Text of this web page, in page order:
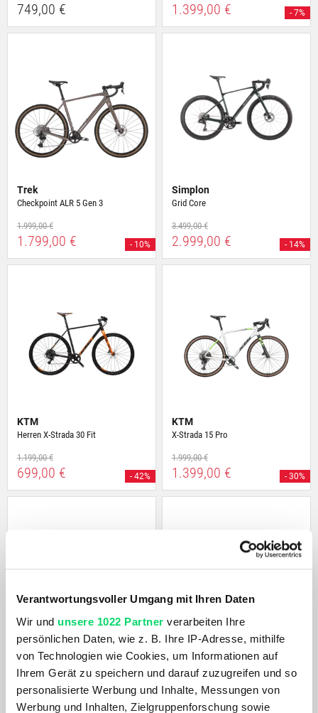
Verantwortungsvoller Umgang mit Ihren Daten
Wir und unsere 1022 Partner verarbeiten Ihre
persönlichen Daten, wie z. B. Ihre IP-Adresse, mithilfe
von Technologien wie Cookies, um Informationen auf
Ihrem Gerät zu speichern und darauf zuzugreifen und so
personalisierte Werbung und Inhalte, Messungen von
Werbung und Inhalten, Zielgruppenforschung sowie
749,00 € 1.399,00 € - 7%
Trek
Checkpoint ALR 5 Gen 3
1.999,00 €
1.799,00 € - 10%
Simplon
Grid Core
3.499,00 €
2.999,00 € - 14%
KTM
Herren X-Strada 30 Fit
1.199,00 €
699,00 € - 42%
KTM
X-Strada 15 Pro
1.999,00 €
1.399,00 € - 30%
Scott
Speedster Gravel Team
1.799,00 €
Scott
Addict Gravel 20
3.899,00 €